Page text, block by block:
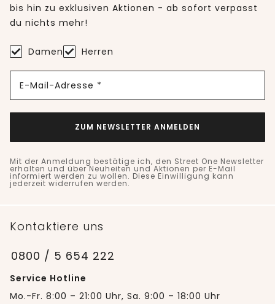
bis hin zu exklusiven Aktionen - ab sofort verpasst
du nichts mehr!
Damen Herren
E-Mail-Adresse *
ZUM NEWSLETTER ANMELDEN
Mit der Anmeldung bestätige ich, den Street One Newsletter
erhalten und über Neuheiten und Aktionen per E-Mail
informiert werden zu wollen. Diese Einwilligung kann
jederzeit widerrufen werden.
Kontaktiere uns
0800 / 5 654 222
Service Hotline
Mo.-Fr. 8:00 – 21:00 Uhr, Sa. 9:00 – 18:00 Uhr